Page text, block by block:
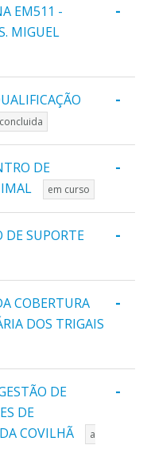
-
EM511 -
MIGUEL
-
concluida
-
DE
em curso
-
DE SUPORTE
-
COBERTURA
DOS TRIGAIS
-
DE
DE
COVILHÃ
a